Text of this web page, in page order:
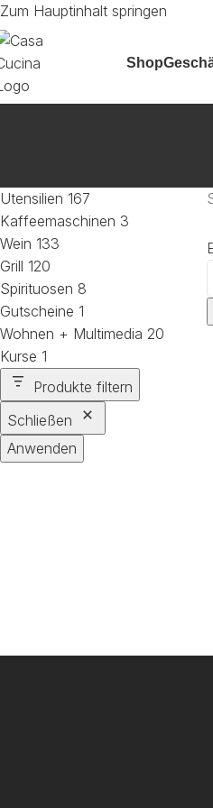
Zum Hauptinhalt springen
Shop
Utensilien 167
Kaffeemaschinen 3
Wein 133
Grill 120
Spirituosen 8
Gutscheine 1
Wohnen + Multimedia 20
Kurse 1
Produkte filtern
Schließen
Anwenden